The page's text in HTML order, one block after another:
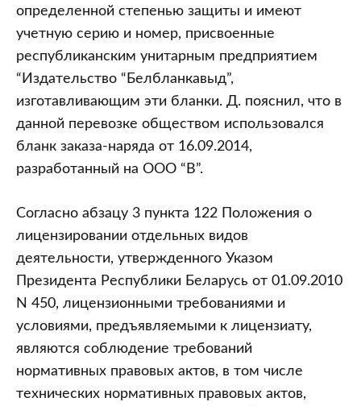
определенной степенью защиты и имеют
учетную серию и номер, присвоенные
республиканским унитарным предприятием
“Издательство “Белбланкавыд”,
изготавливающим эти бланки. Д. пояснил, что в
данной перевозке обществом использовался
бланк заказа-наряда от 16.09.2014,
разработанный на ООО “В”.
Согласно абзацу 3 пункта 122 Положения о
лицензировании отдельных видов
деятельности, утвержденного Указом
Президента Республики Беларусь от 01.09.2010
N 450, лицензионными требованиями и
условиями, предъявляемыми к лицензиату,
являются соблюдение требований
нормативных правовых актов, в том числе
технических нормативных правовых актов,